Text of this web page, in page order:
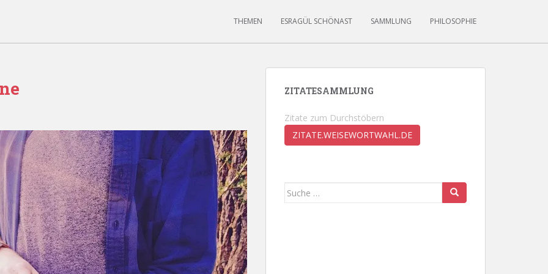
THEMEN ESRAGÜL SCHÖNAST SAMMLUNG PHILOSOPHIE
ZITATESAMMLUNG
Zitate zum Durchstöbern
ZITATE.WEISEWORTWAHL.DE
Suche